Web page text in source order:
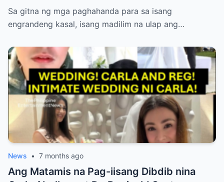
Sherra Montero de Juan
Sa gitna ng mga paghahanda para sa isang
engrandeng kasal, isang madilim na ulap ang…
News • 7 months ago
Ang Matamis na Pag-iisang Dibdib nina